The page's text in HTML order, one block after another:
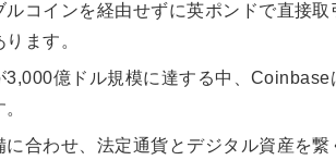
コインを経由せずに英ポンドで直接
ます。
億ドル規模に達する中、Coinbase
合わせ、法定通貨とデジタル資産を